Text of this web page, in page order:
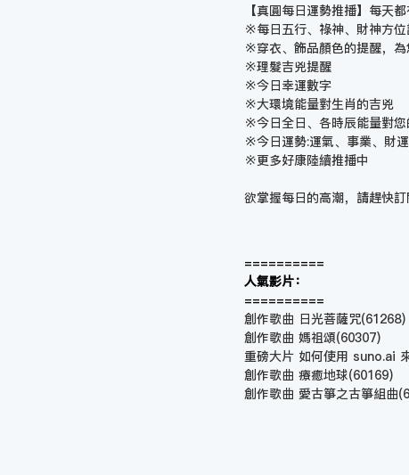
【真圓每日運勢推播】每天
※每日五行、祿神、財神方位
※穿衣、飾品顏色的提醒，為
※理髮吉兇提醒
※今日幸運數字
※大環境能量對生肖的吉兇
※今日全日、各時辰能量對
※今日運勢:運氣、事業、財
※更多好康陸續推播中
欲掌握每日的高潮，請趕快訂
==========
人氣影片：
==========
創作歌曲 日光菩薩咒(61268)
創作歌曲 媽祖頌(60307)
重磅大片 如何使用 suno.ai
創作歌曲 療癒地球(60169)
創作歌曲 愛古箏之古箏組曲